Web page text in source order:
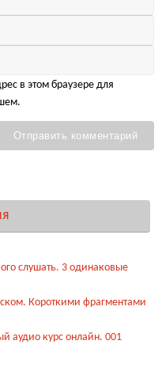
в этом браузере для
слушать. 3 одинаковые
Короткими фрагментами
аудио курс онлайн. 001